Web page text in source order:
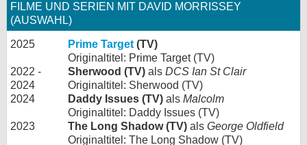
FILME UND SERIEN MIT DAVID MORRISSEY
(AUSWAHL)
2025 Prime Target (TV)
Originaltitel: Prime Target (TV)
2022 -
2024
Sherwood (TV) als DCS Ian St Clair
Originaltitel: Sherwood (TV)
2024
Daddy Issues (TV) als Malcolm
Originaltitel: Daddy Issues (TV)
2023
The Long Shadow (TV) als George Oldfield
Originaltitel: The Long Shadow (TV)